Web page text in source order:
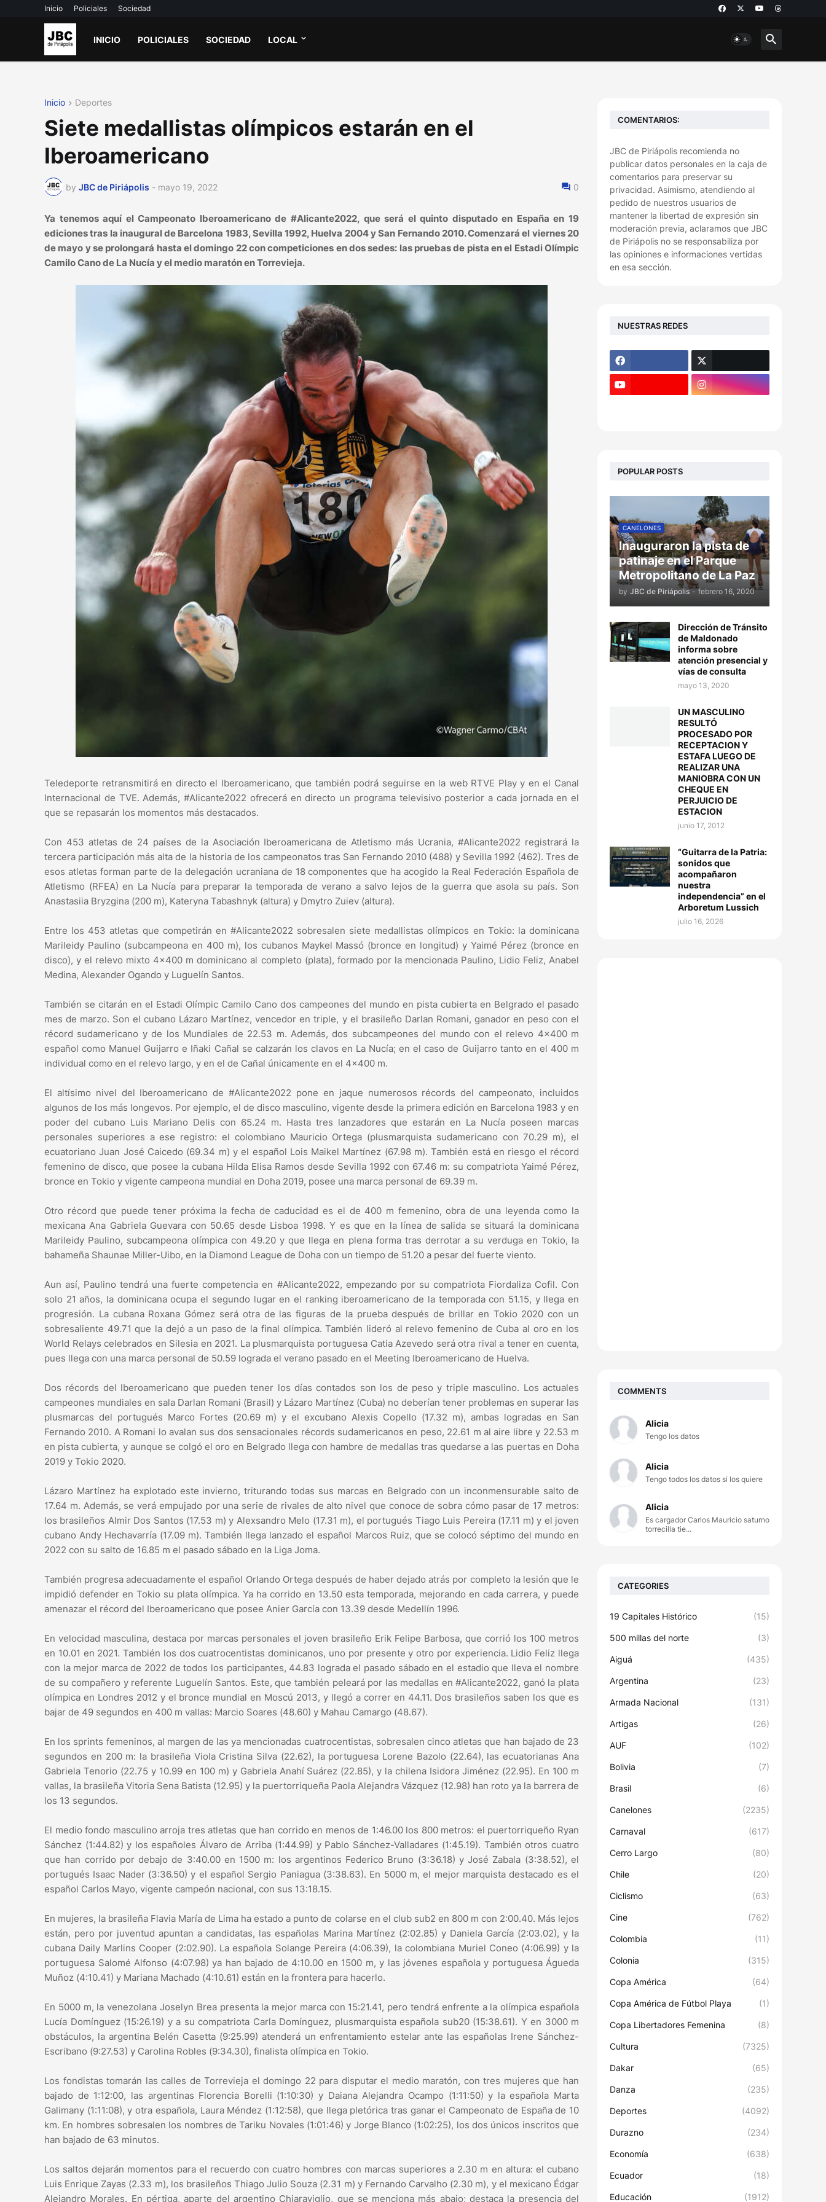
Inicio Policiales Sociedad
INICIO POLICIALES SOCIEDAD LOCAL
Inicio Deportes
Siete medallistas olímpicos estarán en el
Iberoamericano
by JBC de Piriápolis - mayo 19, 2022 0
Ya tenemos aquí el Campeonato Iberoamericano de #Alicante2022, que será el quinto disputado en España en 19
ediciones tras la inaugural de Barcelona 1983, Sevilla 1992, Huelva 2004 y San Fernando 2010. Comenzará el viernes 20
de mayo y se prolongará hasta el domingo 22 con competiciones en dos sedes: las pruebas de pista en el Estadi Olímpic
Camilo Cano de La Nucía y el medio maratón en Torrevieja.
Teledeporte retransmitirá en directo el Iberoamericano, que también podrá seguirse en la web RTVE Play y en el Canal
Internacional de TVE. Además, #Alicante2022 ofrecerá en directo un programa televisivo posterior a cada jornada en el
que se repasarán los momentos más destacados.
Con 453 atletas de 24 países de la Asociación Iberoamericana de Atletismo más Ucrania, #Alicante2022 registrará la
tercera participación más alta de la historia de los campeonatos tras San Fernando 2010 (488) y Sevilla 1992 (462). Tres de
esos atletas forman parte de la delegación ucraniana de 18 componentes que ha acogido la Real Federación Española de
Atletismo (RFEA) en La Nucía para preparar la temporada de verano a salvo lejos de la guerra que asola su país. Son
Anastasiia Bryzgina (200 m), Kateryna Tabashnyk (altura) y Dmytro Zuiev (altura).
Entre los 453 atletas que competirán en #Alicante2022 sobresalen siete medallistas olímpicos en Tokio: la dominicana
Marileidy Paulino (subcampeona en 400 m), los cubanos Maykel Massó (bronce en longitud) y Yaimé Pérez (bronce en
disco), y el relevo mixto 4×400 m dominicano al completo (plata), formado por la mencionada Paulino, Lidio Feliz, Anabel
Medina, Alexander Ogando y Luguelín Santos.
También se citarán en el Estadi Olímpic Camilo Cano dos campeones del mundo en pista cubierta en Belgrado el pasado
mes de marzo. Son el cubano Lázaro Martínez, vencedor en triple, y el brasileño Darlan Romani, ganador en peso con el
récord sudamericano y de los Mundiales de 22.53 m. Además, dos subcampeones del mundo con el relevo 4×400 m
español como Manuel Guijarro e Iñaki Cañal se calzarán los clavos en La Nucía; en el caso de Guijarro tanto en el 400 m
individual como en el relevo largo, y en el de Cañal únicamente en el 4×400 m.
El altísimo nivel del Iberoamericano de #Alicante2022 pone en jaque numerosos récords del campeonato, incluidos
algunos de los más longevos. Por ejemplo, el de disco masculino, vigente desde la primera edición en Barcelona 1983 y en
poder del cubano Luis Mariano Delis con 65.24 m. Hasta tres lanzadores que estarán en La Nucía poseen marcas
personales superiores a ese registro: el colombiano Mauricio Ortega (plusmarquista sudamericano con 70.29 m), el
ecuatoriano Juan José Caicedo (69.34 m) y el español Lois Maikel Martínez (67.98 m). También está en riesgo el récord
femenino de disco, que posee la cubana Hilda Elisa Ramos desde Sevilla 1992 con 67.46 m: su compatriota Yaimé Pérez,
bronce en Tokio y vigente campeona mundial en Doha 2019, posee una marca personal de 69.39 m.
Otro récord que puede tener próxima la fecha de caducidad es el de 400 m femenino, obra de una leyenda como la
mexicana Ana Gabriela Guevara con 50.65 desde Lisboa 1998. Y es que en la línea de salida se situará la dominicana
Marileidy Paulino, subcampeona olímpica con 49.20 y que llega en plena forma tras derrotar a su verduga en Tokio, la
bahameña Shaunae Miller-Uibo, en la Diamond League de Doha con un tiempo de 51.20 a pesar del fuerte viento.
Aun así, Paulino tendrá una fuerte competencia en #Alicante2022, empezando por su compatriota Fiordaliza Cofil. Con
solo 21 años, la dominicana ocupa el segundo lugar en el ranking iberoamericano de la temporada con 51.15, y llega en
progresión. La cubana Roxana Gómez será otra de las figuras de la prueba después de brillar en Tokio 2020 con un
sobresaliente 49.71 que la dejó a un paso de la final olímpica. También lideró al relevo femenino de Cuba al oro en los
World Relays celebrados en Silesia en 2021. La plusmarquista portuguesa Catia Azevedo será otra rival a tener en cuenta,
pues llega con una marca personal de 50.59 lograda el verano pasado en el Meeting Iberoamericano de Huelva.
Dos récords del Iberoamericano que pueden tener los días contados son los de peso y triple masculino. Los actuales
campeones mundiales en sala Darlan Romani (Brasil) y Lázaro Martínez (Cuba) no deberían tener problemas en superar las
plusmarcas del portugués Marco Fortes (20.69 m) y el excubano Alexis Copello (17.32 m), ambas logradas en San
Fernando 2010. A Romani lo avalan sus dos sensacionales récords sudamericanos en peso, 22.61 m al aire libre y 22.53 m
en pista cubierta, y aunque se colgó el oro en Belgrado llega con hambre de medallas tras quedarse a las puertas en Doha
2019 y Tokio 2020.
Lázaro Martínez ha explotado este invierno, triturando todas sus marcas en Belgrado con un inconmensurable salto de
17.64 m. Además, se verá empujado por una serie de rivales de alto nivel que conoce de sobra cómo pasar de 17 metros:
los brasileños Almir Dos Santos (17.53 m) y Alexsandro Melo (17.31 m), el portugués Tiago Luis Pereira (17.11 m) y el joven
cubano Andy Hechavarría (17.09 m). También llega lanzado el español Marcos Ruiz, que se colocó séptimo del mundo en
2022 con su salto de 16.85 m el pasado sábado en la Liga Joma.
También progresa adecuadamente el español Orlando Ortega después de haber dejado atrás por completo la lesión que le
impidió defender en Tokio su plata olímpica. Ya ha corrido en 13.50 esta temporada, mejorando en cada carrera, y puede
amenazar el récord del Iberoamericano que posee Anier García con 13.39 desde Medellín 1996.
En velocidad masculina, destaca por marcas personales el joven brasileño Erik Felipe Barbosa, que corrió los 100 metros
en 10.01 en 2021. También los dos cuatrocentistas dominicanos, uno por presente y otro por experiencia. Lidio Feliz llega
con la mejor marca de 2022 de todos los participantes, 44.83 lograda el pasado sábado en el estadio que lleva el nombre
de su compañero y referente Luguelín Santos. Este, que también peleará por las medallas en #Alicante2022, ganó la plata
olímpica en Londres 2012 y el bronce mundial en Moscú 2013, y llegó a correr en 44.11. Dos brasileños saben los que es
bajar de 49 segundos en 400 m vallas: Marcio Soares (48.60) y Mahau Camargo (48.67).
En los sprints femeninos, al margen de las ya mencionadas cuatrocentistas, sobresalen cinco atletas que han bajado de 23
segundos en 200 m: la brasileña Viola Cristina Silva (22.62), la portuguesa Lorene Bazolo (22.64), las ecuatorianas Ana
Gabriela Tenorio (22.75 y 10.99 en 100 m) y Gabriela Anahí Suárez (22.85), y la chilena Isidora Jiménez (22.95). En 100 m
vallas, la brasileña Vitoria Sena Batista (12.95) y la puertorriqueña Paola Alejandra Vázquez (12.98) han roto ya la barrera de
los 13 segundos.
El medio fondo masculino arroja tres atletas que han corrido en menos de 1:46.00 los 800 metros: el puertorriqueño Ryan
Sánchez (1:44.82) y los españoles Álvaro de Arriba (1:44.99) y Pablo Sánchez-Valladares (1:45.19). También otros cuatro
que han corrido por debajo de 3:40.00 en 1500 m: los argentinos Federico Bruno (3:36.18) y José Zabala (3:38.52), el
portugués Isaac Nader (3:36.50) y el español Sergio Paniagua (3:38.63). En 5000 m, el mejor marquista destacado es el
español Carlos Mayo, vigente campeón nacional, con sus 13:18.15.
En mujeres, la brasileña Flavia María de Lima ha estado a punto de colarse en el club sub2 en 800 m con 2:00.40. Más lejos
están, pero por juventud apuntan a candidatas, las españolas Marina Martínez (2:02.85) y Daniela García (2:03.02), y la
cubana Daily Marlins Cooper (2:02.90). La española Solange Pereira (4:06.39), la colombiana Muriel Coneo (4:06.99) y la
portuguesa Salomé Alfonso (4:07.98) ya han bajado de 4:10.00 en 1500 m, y las jóvenes española y portuguesa Águeda
Muñoz (4:10.41) y Mariana Machado (4:10.61) están en la frontera para hacerlo.
En 5000 m, la venezolana Joselyn Brea presenta la mejor marca con 15:21.41, pero tendrá enfrente a la olímpica española
Lucía Domínguez (15:26.19) y a su compatriota Carla Domínguez, plusmarquista española sub20 (15:38.61). Y en 3000 m
obstáculos, la argentina Belén Casetta (9:25.99) atenderá un enfrentamiento estelar ante las españolas Irene Sánchez-
Escribano (9:27.53) y Carolina Robles (9:34.30), finalista olímpica en Tokio.
Los fondistas tomarán las calles de Torrevieja el domingo 22 para disputar el medio maratón, con tres mujeres que han
bajado de 1:12:00, las argentinas Florencia Borelli (1:10:30) y Daiana Alejandra Ocampo (1:11:50) y la española Marta
Galimany (1:11:08), y otra española, Laura Méndez (1:12:58), que llega pletórica tras ganar el Campeonato de España de 10
km. En hombres sobresalen los nombres de Tariku Novales (1:01:46) y Jorge Blanco (1:02:25), los dos únicos inscritos que
han bajado de 63 minutos.
Los saltos dejarán momentos para el recuerdo con cuatro hombres con marcas superiores a 2.30 m en altura: el cubano
Luis Enrique Zayas (2.33 m), los brasileños Thiago Julio Souza (2.31 m) y Fernando Carvalho (2.30 m), y el mexicano Édgar
Alejandro Morales. En pértiga, aparte del argentino Chiaraviglio, que se menciona más abajo; destaca la presencia del
COMENTARIOS:
JBC de Piriápolis recomienda no
publicar datos personales en la caja de
comentarios para preservar su
privacidad. Asimismo, atendiendo al
pedido de nuestros usuarios de
mantener la libertad de expresión sin
moderación previa, aclaramos que JBC
de Piriápolis no se responsabiliza por
las opiniones e informaciones vertidas
en esa sección.
NUESTRAS REDES
POPULAR POSTS
CANELONES
Inauguraron la pista de
patinaje en el Parque
Metropolitano de La Paz
by JBC de Piriápolis - febrero 16, 2020
Dirección de Tránsito
de Maldonado
informa sobre
atención presencial y
vías de consulta
mayo 13, 2020
UN MASCULINO
RESULTÓ
PROCESADO POR
RECEPTACION Y
ESTAFA LUEGO DE
REALIZAR UNA
MANIOBRA CON UN
CHEQUE EN
PERJUICIO DE
ESTACION
junio 17, 2012
“Guitarra de la Patria:
sonidos que
acompañaron
nuestra
independencia” en el
Arboretum Lussich
julio 16, 2026
COMMENTS
Alicia
Tengo los datos
Alicia
Tengo todos los datos si los quiere
Alicia
Es cargador Carlos Mauricio saturno
torrecilla tie...
CATEGORIES
19 Capitales Histórico (15)
500 millas del norte (3)
Aiguá (435)
Argentina (23)
Armada Nacional (131)
Artigas (26)
AUF (102)
Bolivia (7)
Brasil (6)
Canelones (2235)
Carnaval (617)
Cerro Largo (80)
Chile (20)
Ciclismo (63)
Cine (762)
Colombia (11)
Colonia (315)
Copa América (64)
Copa América de Fútbol Playa (1)
Copa Libertadores Femenina (8)
Cultura (7325)
Dakar (65)
Danza (235)
Deportes (4092)
Durazno (234)
Economía (638)
Ecuador (18)
Educación (1912)